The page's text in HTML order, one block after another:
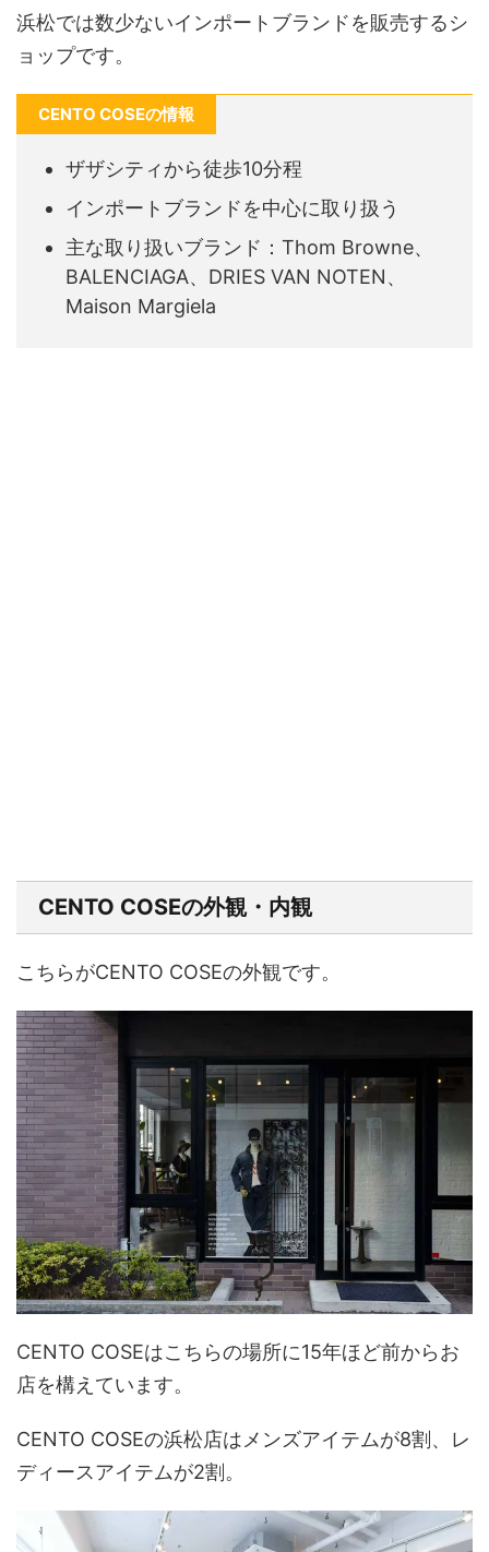
浜松では数少ないインポートブランドを販売するシ
ョップです。
CENTO COSEの情報
ザザシティから徒歩10分程
インポートブランドを中心に取り扱う
主な取り扱いブランド：Thom Browne、
BALENCIAGA、DRIES VAN NOTEN、
Maison Margiela
CENTO COSEの外観・内観
こちらがCENTO COSEの外観です。
CENTO COSEはこちらの場所に15年ほど前からお
店を構えています。
CENTO COSEの浜松店はメンズアイテムが8割、レ
ディースアイテムが2割。